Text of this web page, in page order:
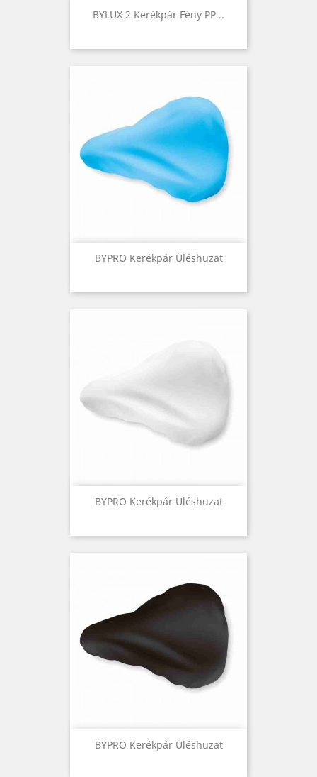
BYLUX 2 Kerékpár Fény PP...
BYPRO Kerékpár Üléshuzat
BYPRO Kerékpár Üléshuzat
BYPRO Kerékpár Üléshuzat